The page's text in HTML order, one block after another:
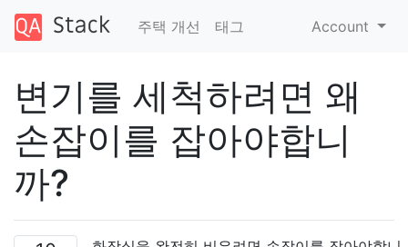
주택 개선 태그 Account
변기를 세척하려면 왜
손잡이를 잡아야합니
까?